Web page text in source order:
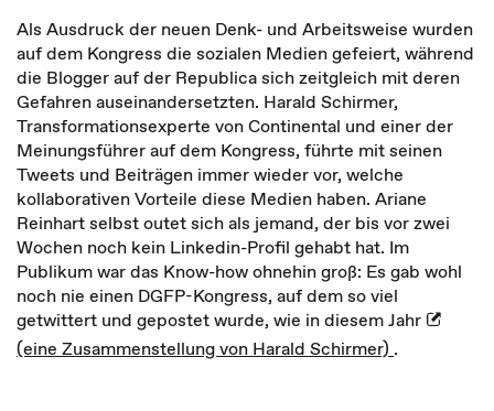
Als Ausdruck der neuen Denk- und Arbeitsweise wurden
auf dem Kongress die sozialen Medien gefeiert, während
die Blogger auf der Republica sich zeitgleich mit deren
Gefahren auseinandersetzten. Harald Schirmer,
Transformationsexperte von Continental und einer der
Meinungsführer auf dem Kongress, führte mit seinen
Tweets und Beiträgen immer wieder vor, welche
kollaborativen Vorteile diese Medien haben. Ariane
Reinhart selbst outet sich als jemand, der bis vor zwei
Wochen noch kein Linkedin-Profil gehabt hat. Im
Publikum war das Know-how ohnehin groß: Es gab wohl
noch nie einen DGFP-Kongress, auf dem so viel
getwittert und gepostet wurde, wie in diesem Jahr
(eine Zusammenstellung von Harald Schirmer) .